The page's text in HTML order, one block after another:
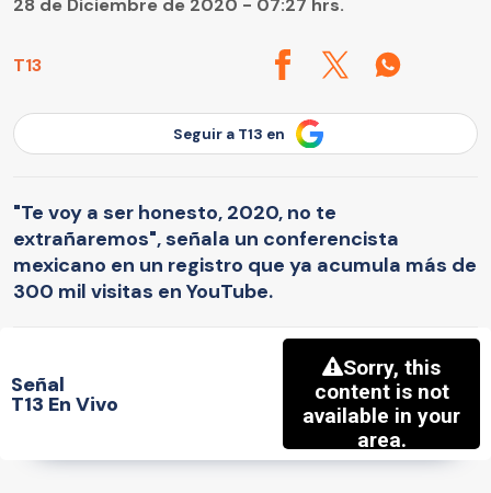
T13
28 de Diciembre de 2020 - 07:27 hrs.
Seguir a T13 en
"Te voy a ser honesto, 2020, no te
extrañaremos", señala un conferencista
mexicano en un registro que ya acumula más de
300 mil visitas en YouTube.
Señal
T13 En Vivo